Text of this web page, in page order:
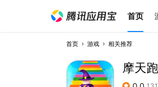
首页
首页 游戏 相关推荐
摩天